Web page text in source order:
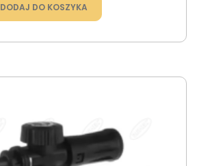
DODAJ DO KOSZYKA